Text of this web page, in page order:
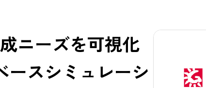
ニーズを可視化
ースシミュレーシ